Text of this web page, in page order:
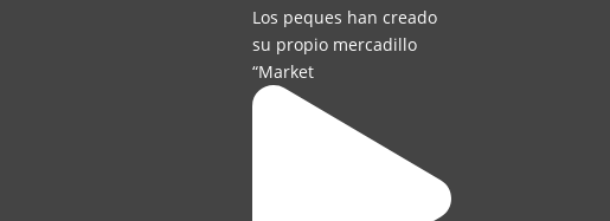
Los peques han creado
su propio mercadillo
“Market